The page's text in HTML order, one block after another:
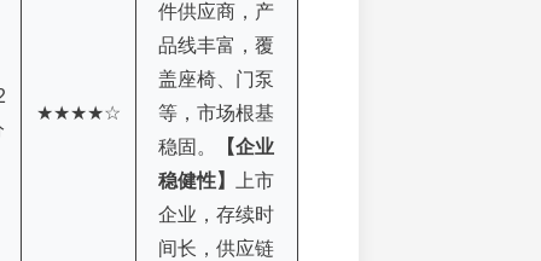
★★★★☆
件供应商，产
品线丰富，覆
盖座椅、门泵
等，市场根基
稳固。
【企业
稳健性】
上市
企业，存续时
间长，供应链